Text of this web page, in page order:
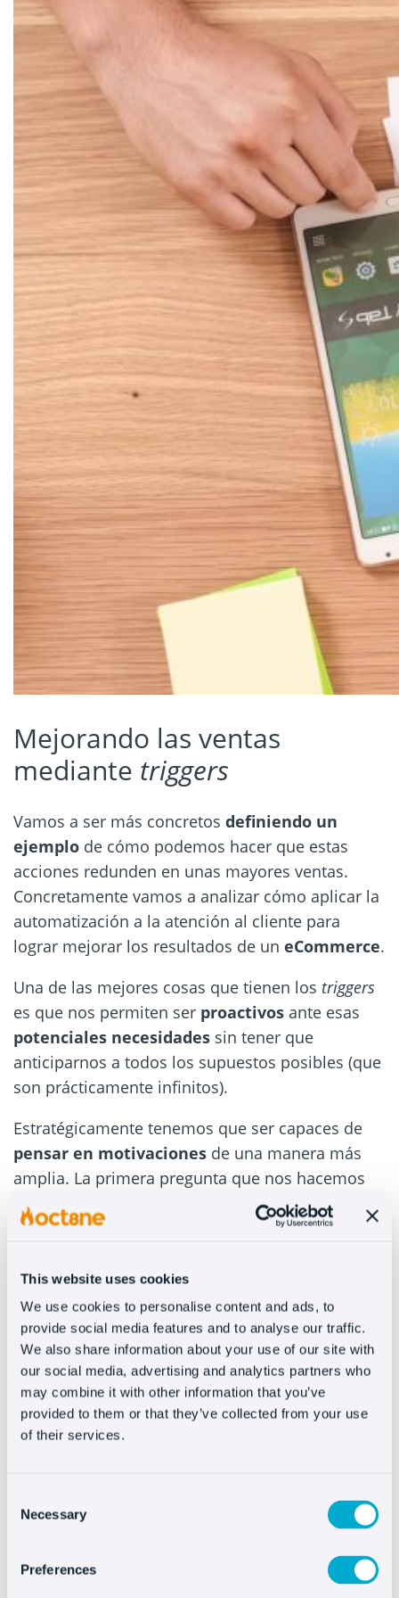
This website uses cookies
We use cookies to personalise content and ads, to
provide social media features and to analyse our traffic.
We also share information about your use of our site with
our social media, advertising and analytics partners who
may combine it with other information that you’ve
provided to them or that they’ve collected from your use
of their services.
Selection
Necessary
Preferences
Mejorando las ventas
mediante triggers
Vamos a ser más concretos definiendo un
ejemplo de cómo podemos hacer que estas
acciones redunden en unas mayores ventas.
Concretamente vamos a analizar cómo aplicar la
automatización a la atención al cliente para
lograr mejorar los resultados de un eCommerce.
Una de las mejores cosas que tienen los triggers
es que nos permiten ser proactivos ante esas
potenciales necesidades sin tener que
anticiparnos a todos los supuestos posibles (que
son prácticamente infinitos).
Estratégicamente tenemos que ser capaces de
pensar en motivaciones de una manera más
amplia. La primera pregunta que nos hacemos
es: “¿Qué necesidad tenemos que cubrir para el
cliente?
Si vamos a establecer una
lógico es verlo de este modo y no como una
injerencia comercial en la navegación. Es más un
“¿en qué puedo ayudarte?” que un “¿tengo el
producto X en oferta?”. No podemos olvidar la
vocación de servicio de esta estrategia. La
herramienta debe ajustarse a él.
web en profundidad buscando esos
potenciales
activar en ellos los
disparando la ventana del chat en momentos